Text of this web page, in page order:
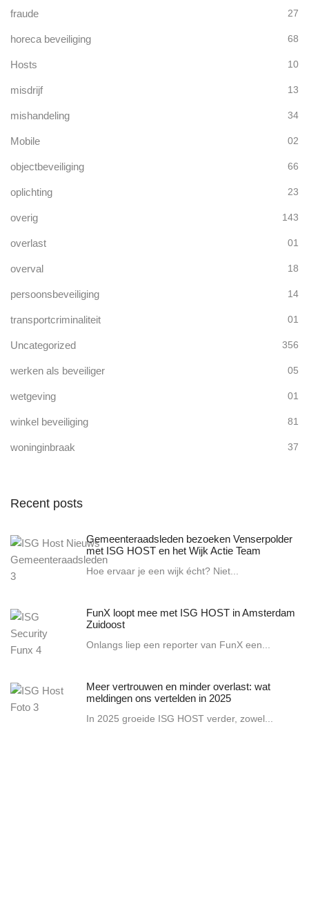
fraude 27
horeca beveiliging 68
Hosts 10
misdrijf 13
mishandeling 34
Mobile 02
objectbeveiliging 66
oplichting 23
overig 143
overlast 01
overval 18
persoonsbeveiliging 14
transportcriminaliteit 01
Uncategorized 356
werken als beveiliger 05
wetgeving 01
winkel beveiliging 81
woninginbraak 37
Recent posts
Gemeenteraadsleden bezoeken Venserpolder
met ISG HOST en het Wijk Actie Team
Hoe ervaar je een wijk écht? Niet...
FunX loopt mee met ISG HOST in Amsterdam
Zuidoost
Onlangs liep een reporter van FunX een...
Meer vertrouwen en minder overlast: wat
meldingen ons vertelden in 2025
In 2025 groeide ISG HOST verder, zowel...